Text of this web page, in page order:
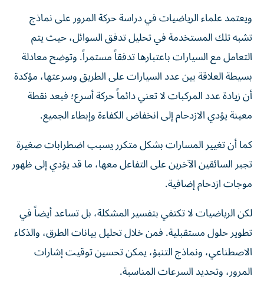
ويعتمد علماء الرياضيات في دراسة حركة المرور على نماذج
تشبه تلك المستخدمة في تحليل تدفق السوائل، حيث يتم
التعامل مع السيارات باعتبارها تدفقاً مستمراً. وتوضح معادلة
بسيطة العلاقة بين عدد السيارات على الطريق وسرعتها، مؤكدة
أن زيادة عدد المركبات لا تعني دائماً حركة أسرع؛ فبعد نقطة
معينة يؤدي الازدحام إلى انخفاض الكفاءة وإبطاء الجميع.
كما أن تغيير المسارات بشكل متكرر يسبب اضطرابات صغيرة
تجبر السائقين الآخرين على التفاعل معها، ما قد يؤدي إلى ظهور
موجات ازدحام إضافية.
لكن الرياضيات لا تكتفي بتفسير المشكلة، بل تساعد أيضاً في
تطوير حلول مستقبلية. فمن خلال تحليل بيانات الطرق، والذكاء
الاصطناعي، ونماذج التنبؤ، يمكن تحسين توقيت إشارات
المرور، وتحديد السرعات المناسبة.